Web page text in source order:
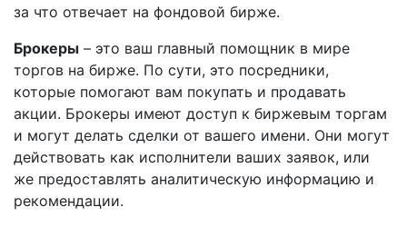
за что отвечает на фондовой бирже.
Брокеры – это ваш главный помощник в мире
торгов на бирже. По сути, это посредники,
которые помогают вам покупать и продавать
акции. Брокеры имеют доступ к биржевым торгам
и могут делать сделки от вашего имени. Они могут
действовать как исполнители ваших заявок, или
же предоставлять аналитическую информацию и
рекомендации.